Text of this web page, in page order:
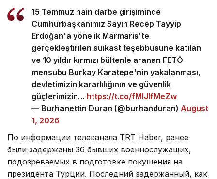
15 Temmuz hain darbe girişiminde
Cumhurbaşkanımız Sayın Recep Tayyip
Erdoğan'a yönelik Marmaris'te
gerçekleştirilen suikast teşebbüsüne katılan
ve 10 yıldır kırmızı bültenle aranan FETÖ
mensubu Burkay Karatepe'nin yakalanması,
devletimizin kararlılığının ve güvenlik
güçlerimizin… https://t.co/fMlJIfMeZw
— Burhanettin Duran (@burhanduran) August
1, 2026
По информации телеканала TRT Haber, ранее
были задержаны 36 бывших военнослужащих,
подозреваемых в подготовке покушения на
президента Турции. Последний задержанный, как